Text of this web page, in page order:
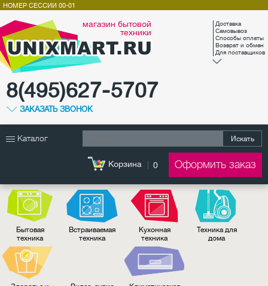
магазин бытовой
техники
8(495)627-5707
ЗАКАЗАТЬ ЗВОНОК
Доставка
Самовывоз
Способы оплаты
Возврат и обмен
Для поставщиков
НОМЕР СЕССИИ 00-01
Каталог Искать
Корзина 0 Оформить заказ
Бытовая
техника
Встраиваемая
техника
Кухонная
техника
Техника для
дома